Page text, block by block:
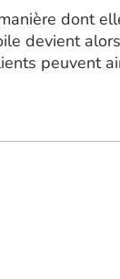
dont
devient
peuvent